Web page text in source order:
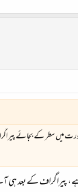
میں سطر کے بجائے
ہے، پیراگراف کے بعد ہی